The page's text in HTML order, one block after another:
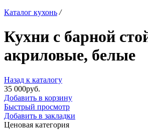
Каталог кухонь /
Кухни с барной
акриловые, белые
Назад к каталогу
35 000руб.
Добавить в корзину
Быстрый просмотр
Добавить в закладки
Ценовая категория